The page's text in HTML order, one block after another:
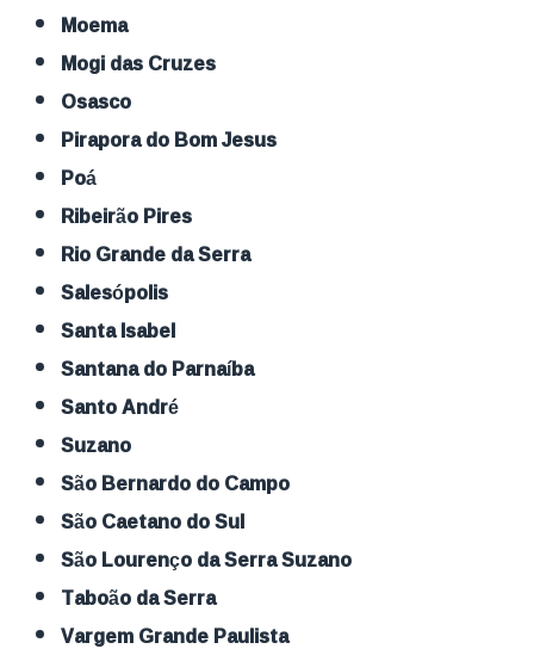
Moema
Mogi das Cruzes
Osasco
Pirapora do Bom Jesus
Poá
Ribeirão Pires
Rio Grande da Serra
Salesópolis
Santa Isabel
Santana do Parnaíba
Santo André
Suzano
São Bernardo do Campo
São Caetano do Sul
São Lourenço da Serra Suzano
Taboão da Serra
Vargem Grande Paulista